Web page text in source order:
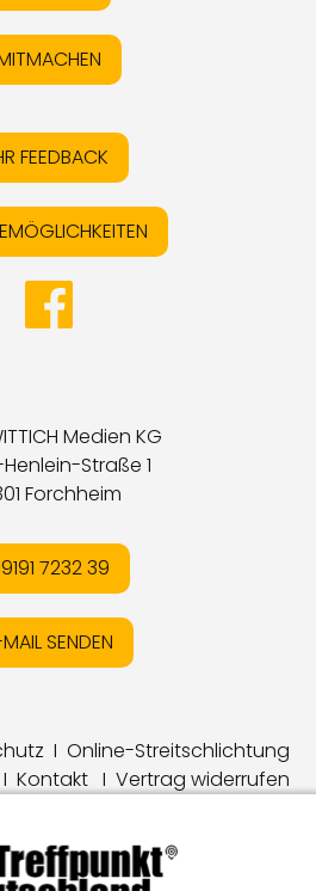
FEEDBACK
Medien KG
Straße 1
Forchheim
7232 39
SENDEN
I Online-Streitschlichtung
I Kontakt I Vertrag widerrufen
Medien GmbH